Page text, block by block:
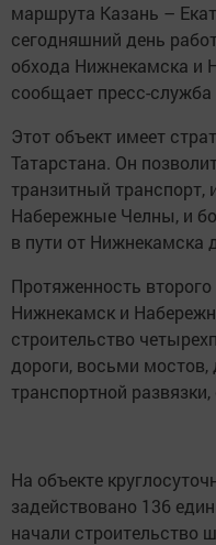
маршрута Казань –
сегодняшний день
обхода Нижнекамска и
сообщает пресс-служба
Этот объект имеет
Татарстана. Он
транзитный транспорт,
Набережные Челны, и
в пути от Нижнекамска
Протяженность
Нижнекамск и
строительство
дороги, восьми мостов,
транспортной
На объекте
задействовано 136
начали строительство